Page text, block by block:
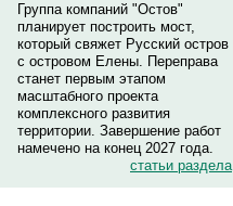
Группа компаний "Остов"
планирует построить мост,
который свяжет Русский остров
с островом Елены. Переправа
станет первым этапом
масштабного проекта
комплексного развития
территории. Завершение работ
намечено на конец 2027 года.
статьи раздела